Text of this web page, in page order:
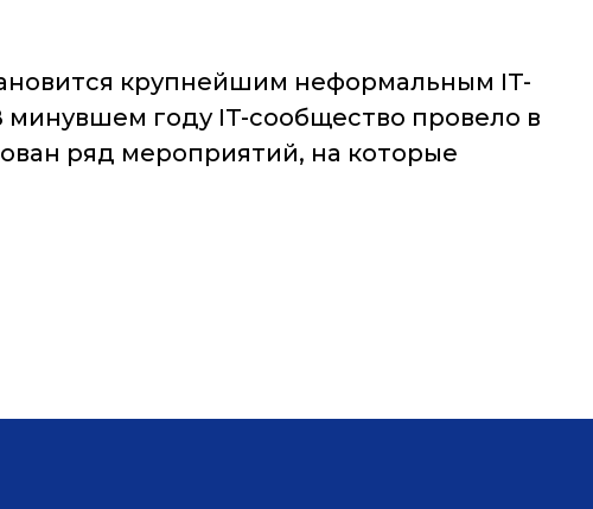
крупнейшим неформальным IT-
году IT-сообщество провело в
ряд мероприятий, на которые